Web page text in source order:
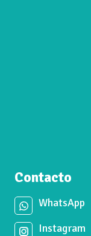
Contacto
WhatsApp
Instagram